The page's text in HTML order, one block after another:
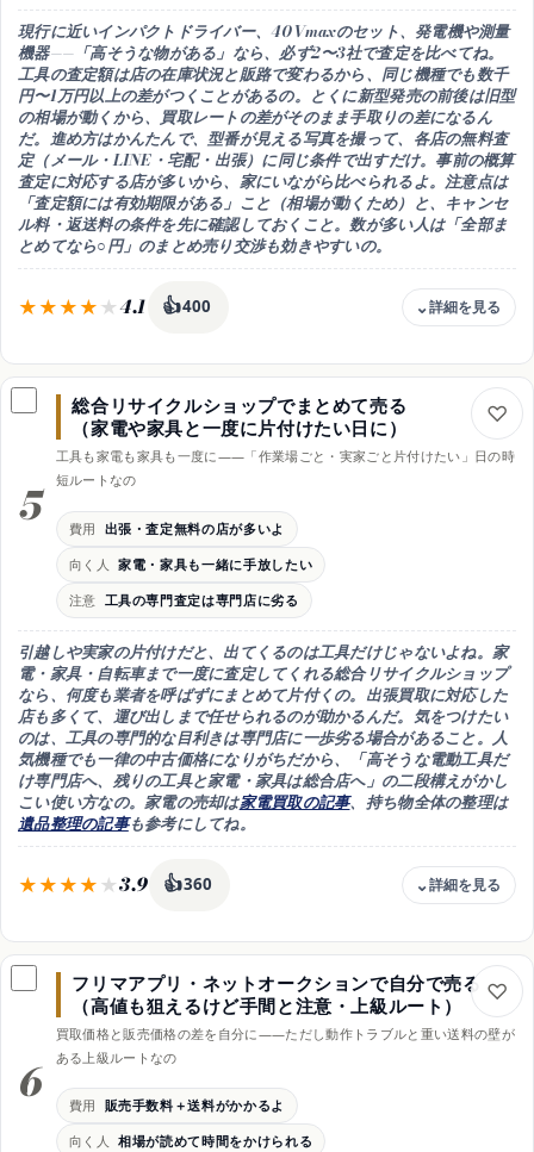
現行に近いインパクトドライバー、40Vmaxのセット、発電機や測量
機器—— 「高そうな物がある」なら、必ず2〜3社で査定を比べてね。
工具の査定額は店の在庫状況と販路で変わるから、同じ機種でも数千
円〜1万円以上の差がつくことがあるの。とくに新型発売の前後は旧型
の相場が動く から、買取レートの差がそのまま手取りの差になるん
だ。進め方はかんたんで、 型番が見える写真を撮って、各店の無料査
定（メール・LINE・宅配・出張）に同じ条件で出すだけ。事前の概算
査定に対応する店が多いから、家にいながら比べられるよ。注意点は
「査定額には有効期限がある」 こと（相場が動くため）と、 キャンセ
ル料・返送料の条件を先に確認しておくこと。数が多い人は「全部ま
とめてなら○円」のまとめ売り交渉も効きやすいの。
4.1 👍400
費用
無料査定の範囲で比較可・返送料の条件だけ要確認
向く人
人気機種・高額機材・数が多くてまとめ売りしたい人
店ごとの在庫・販路の差を味方にできて差額を狙える
注意
査定額には有効期限がある・同じ条件で比べること
新型発売の前後は相場が動く・査定は早めにね
5
総合リサイクルショップでまとめて売る
（家電や家具と一度に片付けたい日に）
工具も家電も家具も一度に——「作業場ごと・実家ごと片付けたい」日の時
短ルートなの
費用 出張・査定無料の店が多いよ
向く人
家電・家具も一緒に手放したい
注意 工具の専門査定は専門店に劣る
引越しや実家の片付けだと、出てくるのは工具だけじゃないよね。 家
電・家具・自転車まで一度に査定してくれる総合リサイクルショップ
なら、何度も業者を呼ばずにまとめて片付くの。出張買取に対応した
店も多くて、運び出しまで任せられるのが助かるんだ。気をつけたい
のは、 工具の専門的な目利きは専門店に一歩劣る場合があること。人
気機種でも一律の中古価格になりがちだから、
「高そうな電動工具だ
け専門店へ、残りの工具と家電・家具は総合店へ」の二段構えがかし
こい使い方なの。家電の売却は家電買取の記事、持ち物全体の整理は
遺品整理の記事も参考にしてね。
3.9 👍360
費用
出張・査定無料の店が多い・まとめ売りで効率的
向く人
家電・家具・自転車などもまとめて手放したい人
強み
1回の訪問で丸ごと片付く・運び出しまで任せられる
注意
人気機種は専門店優位・高額候補は分けて査定へ
6
フリマアプリ・ネットオークションで自分で売る
（高値も狙えるけど手間と注意・上級ルート）
買取価格と販売価格の差を自分に——ただし動作トラブルと重い送料の壁が
ある上級ルートなの
費用 販売手数料＋送料がかかるよ
向く人
相場が読めて時間をかけられる